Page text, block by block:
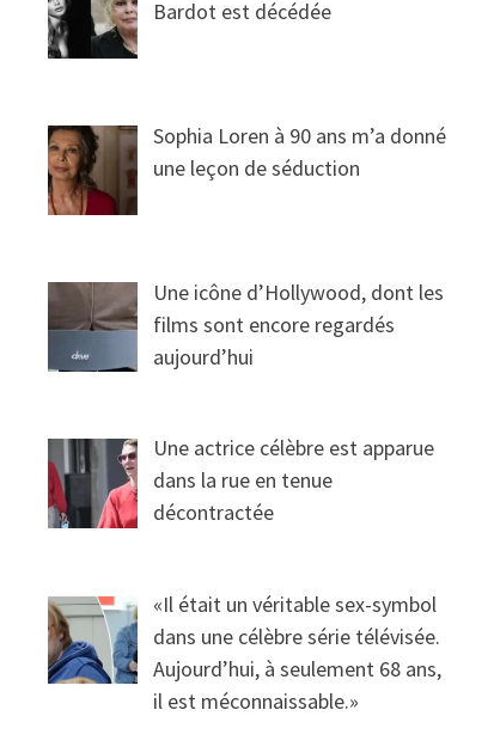
Bardot est décédée
Sophia Loren à 90 ans m’a donné
une leçon de séduction
Une icône d’Hollywood, dont les
films sont encore regardés
aujourd’hui
Une actrice célèbre est apparue
dans la rue en tenue
décontractée
«Il était un véritable sex-symbol
dans une célèbre série télévisée.
Aujourd’hui, à seulement 68 ans,
il est méconnaissable.»